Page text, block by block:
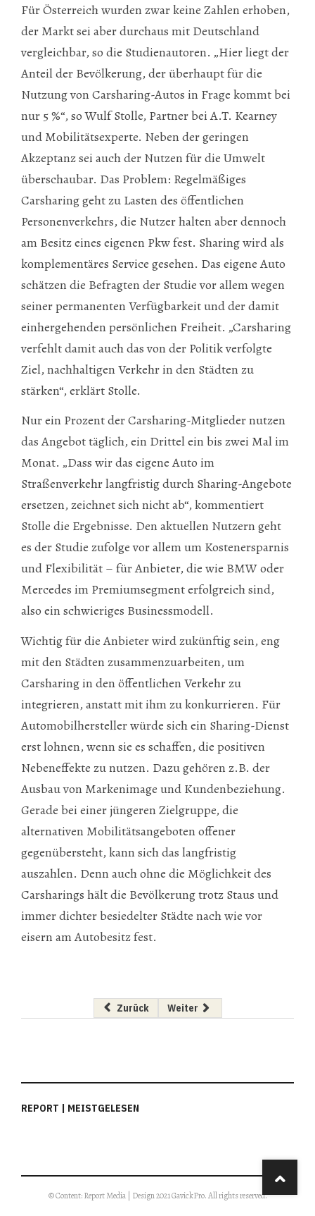
Für Österreich wurden zwar keine Zahlen erhoben,
der Markt sei aber durchaus mit Deutschland
vergleichbar, so die Studienautoren. „Hier liegt der
Anteil der Bevölkerung, der überhaupt für die
Nutzung von Carsharing-Autos in Frage kommt bei
nur 5 %“, so Wulf Stolle, Partner bei A.T. Kearney
und Mobilitätsexperte. Neben der geringen
Akzeptanz sei auch der Nutzen für die Umwelt
überschaubar. Das Problem: Regelmäßiges
Carsharing geht zu Lasten des öffentlichen
Personenverkehrs, die Nutzer halten aber dennoch
am Besitz eines eigenen Pkw fest. Sharing wird als
komplementäres Service gesehen. Das eigene Auto
schätzen die Befragten der Studie vor allem wegen
seiner permanenten Verfügbarkeit und der damit
einhergehenden persönlichen Freiheit. „Carsharing
verfehlt damit auch das von der Politik verfolgte
Ziel, nachhaltigen Verkehr in den Städten zu
stärken“, erklärt Stolle.
Nur ein Prozent der Carsharing-Mitglieder nutzen
das Angebot täglich, ein Drittel ein bis zwei Mal im
Monat. „Dass wir das eigene Auto im
Straßenverkehr langfristig durch Sharing-Angebote
ersetzen, zeichnet sich nicht ab“, kommentiert
Stolle die Ergebnisse. Den aktuellen Nutzern geht
es der Studie zufolge vor allem um Kostenersparnis
und Flexibilität – für Anbieter, die wie BMW oder
Mercedes im Premiumsegment erfolgreich sind,
also ein schwieriges Businessmodell.
Wichtig für die Anbieter wird zukünftig sein, eng
mit den Städten zusammenzuarbeiten, um
Carsharing in den öffentlichen Verkehr zu
integrieren, anstatt mit ihm zu konkurrieren. Für
Automobilhersteller würde sich ein Sharing-Dienst
erst lohnen, wenn sie es schaffen, die positiven
Nebeneffekte zu nutzen. Dazu gehören z.B. der
Ausbau von Markenimage und Kundenbeziehung.
Gerade bei einer jüngeren Zielgruppe, die
alternativen Mobilitätsangeboten offener
gegenübersteht, kann sich das langfristig
auszahlen. Denn auch ohne die Möglichkeit des
Carsharings hält die Bevölkerung trotz Staus und
immer dichter besiedelter Städte nach wie vor
eisern am Autobesitz fest.
Vorheriger Beitrag: Pensionsillusion bröckelt
Zurück Nächster Beitrag:
Weiter
REPORT | MEISTGELESEN
© Content: Report Media | Design 2021 GavickPro. All rights reserved.